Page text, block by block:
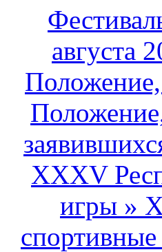
августа
XXXV
игры »